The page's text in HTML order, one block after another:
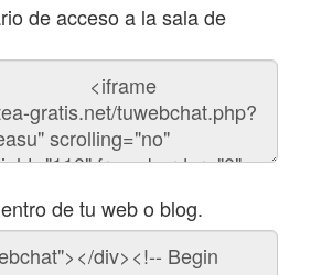
de acceso a la sala de
de tu web o blog.